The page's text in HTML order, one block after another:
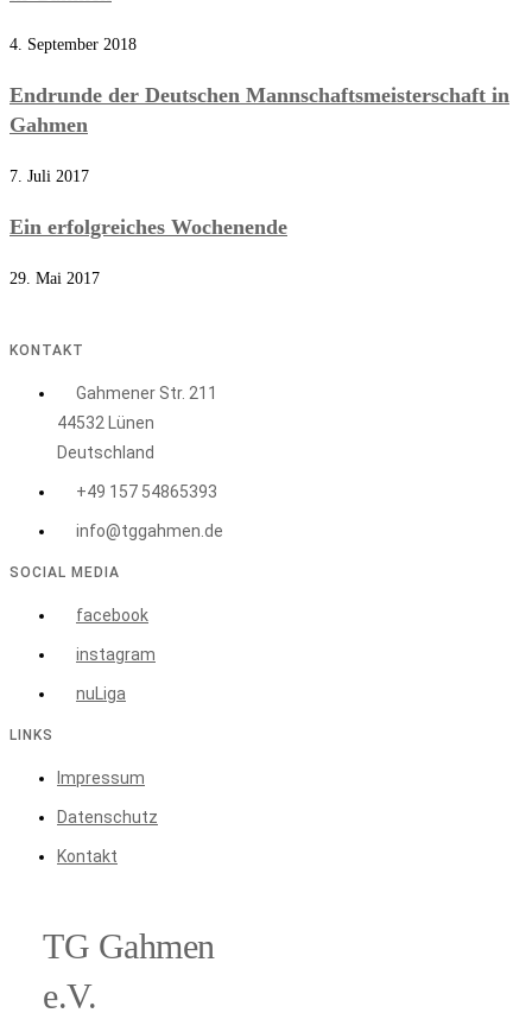
4. September 2018
Endrunde der Deutschen Mannschaftsmeisterschaft in
Gahmen
7. Juli 2017
Ein erfolgreiches Wochenende
29. Mai 2017
KONTAKT
Gahmener Str. 211
44532 Lünen
Deutschland
+49 157 54865393
info@tggahmen.de
SOCIAL MEDIA
facebook
instagram
nuLiga
LINKS
Impressum
Datenschutz
Kontakt
TG Gahmen
e.V.